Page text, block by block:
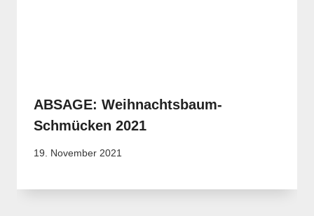
ABSAGE: Weihnachtsbaum-
Schmücken 2021
19. November 2021